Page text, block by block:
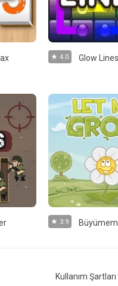
4.0 Glow Lines
3.9
Kullanım Şartları